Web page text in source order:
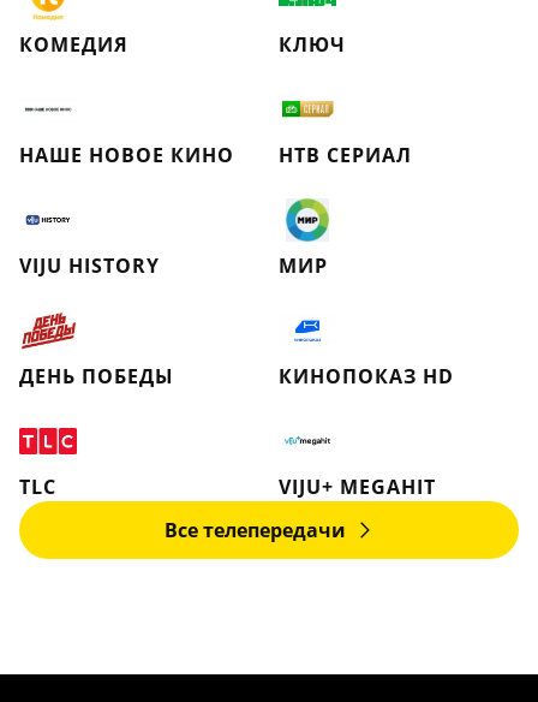
КОМЕДИЯ КЛЮЧ
НАШЕ НОВОЕ КИНО НТВ СЕРИАЛ
VIJU HISTORY МИР
ДЕНЬ ПОБЕДЫ КИНОПОКАЗ HD
TLC
VIJU+ MEGAHIT
Все телепередачи